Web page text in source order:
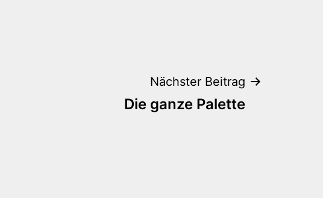
Nächster Beitrag
Die ganze Palette